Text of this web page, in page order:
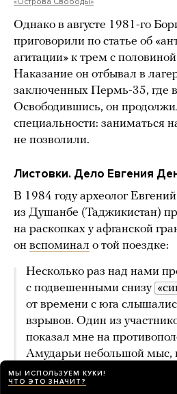
Однако в августе 1981-го
приговорили по статье об
агитации» к трем с
Наказание он отбывал в
заключенных Пермь-35, где
Освободившись, он
специальности: заниматься
не позволили.
Листовки. Дело Евгения
В 1984 году археолог
из Душанбе (Таджикистан)
на раскопках у афганской
он вспоминал о той поездке:
Несколько раз над нами
с подвешенными снизу
от времени с юга
взрывов. Один из
показал мне на
Амударьи небольшой мыс,
однажды была вытеснена
партизан-повстанцев, и
МЫ ИСПОЛЬЗУЕМ КУКИ!
ЧТО ЭТО ЗНАЧИТ?